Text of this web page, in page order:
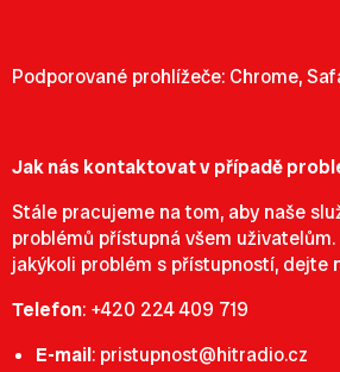
Podporované prohlížeče: Chrome,
Jak nás kontaktovat v případě
Stále pracujeme na tom, aby naše
problémů přístupná všem
jakýkoli problém s přístupností, dejte
Telefon: +420 224 409 719
E-mail: pristupnost@hitradio.cz